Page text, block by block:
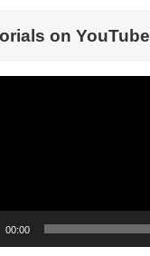
on YouTube
00:00